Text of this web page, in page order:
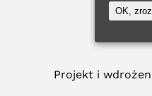
Projekt i
OK,